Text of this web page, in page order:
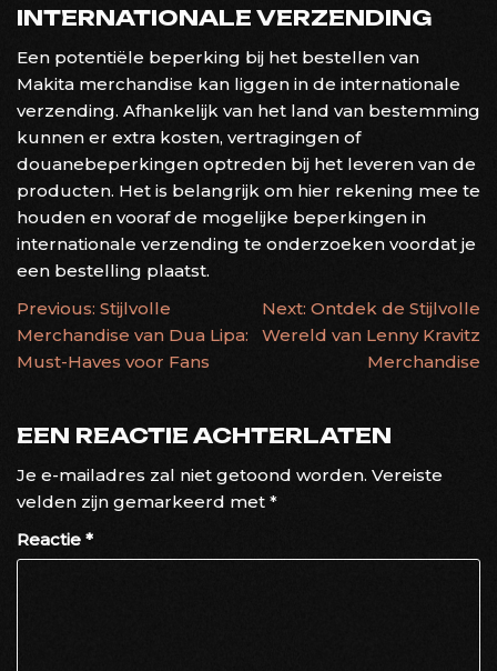
INTERNATIONALE VERZENDING
Een potentiële beperking bij het bestellen van
Makita merchandise kan liggen in de internationale
verzending. Afhankelijk van het land van bestemming
kunnen er extra kosten, vertragingen of
douanebeperkingen optreden bij het leveren van de
producten. Het is belangrijk om hier rekening mee te
houden en vooraf de mogelijke beperkingen in
internationale verzending te onderzoeken voordat je
een bestelling plaatst.
BERICHTNAVIGATIE
Previous: Stijlvolle
Merchandise van Dua Lipa:
Must-Haves voor Fans
Next: Ontdek de Stijlvolle
Wereld van Lenny Kravitz
Merchandise
EEN REACTIE ACHTERLATEN
Je e-mailadres zal niet getoond worden. Vereiste
velden zijn gemarkeerd met *
Reactie *